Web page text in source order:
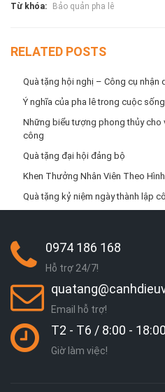
Từ khóa: Bảo quản pha lê
RELATED POSTS
Quà tặng hội nghị – Công cụ nhận
Ý nghĩa của pha lê trong cuộc sống
Những biểu tượng phong thủy cho
công
Quà tặng đại hội đảng bộ
Khen Thưởng Nhân Viên Theo
Quà tặng kỷ niệm ngày thành lập
0974 186 168
Hỗ trợ 24/7!
Email hỗ trợ!
T2 - T6 / 8:00 - 18:00
Giờ làm việc!